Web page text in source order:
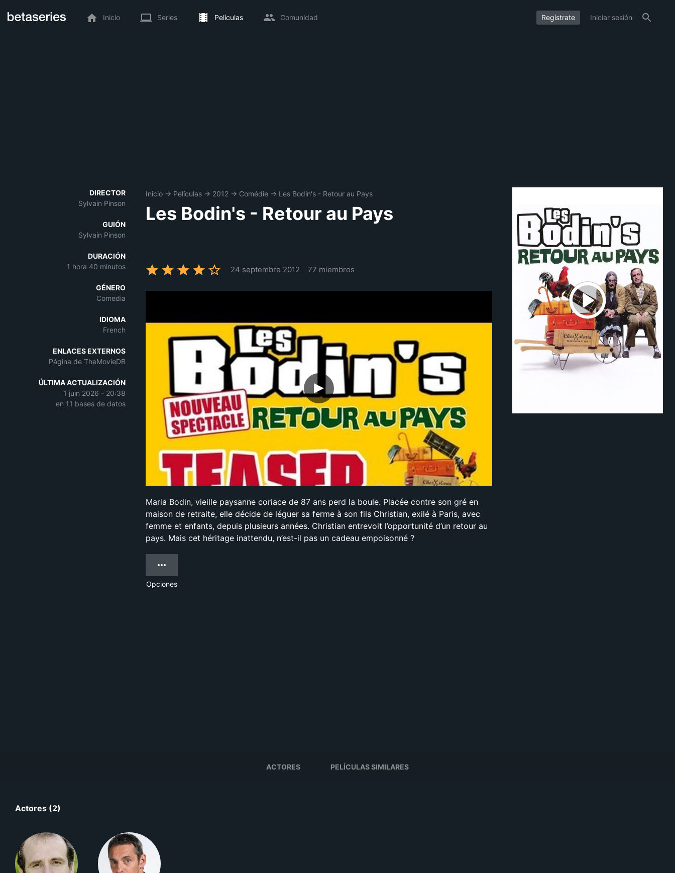
Inicio Series Películas Comunidad Regístrate Iniciar sesión
DIRECTOR
Sylvain Pinson
GUIÓN
Sylvain Pinson
DURACIÓN
1 hora 40 minutos
GÉNERO
Comedia
IDIOMA
French
ENLACES EXTERNOS
Página de TheMovieDB
ÚLTIMA ACTUALIZACIÓN
1 juin 2026 - 20:38
en 11 bases de datos
Inicio → Películas → 2012 → Comédie → Les Bodin's - Retour au Pays
Les Bodin's - Retour au Pays
24 septembre 2012 77 miembros
Maria Bodin, vieille paysanne coriace de 87 ans perd la boule. Placée contre son gré en
maison de retraite, elle décide de léguer sa ferme à son fils Christian, exilé à Paris, avec
femme et enfants, depuis plusieurs années. Christian entrevoit l’opportunité d’un retour au
pays. Mais cet héritage inattendu, n’est-il pas un cadeau empoisonné ?
Opciones
ACTORES PELÍCULAS SIMILARES
Actores (2)